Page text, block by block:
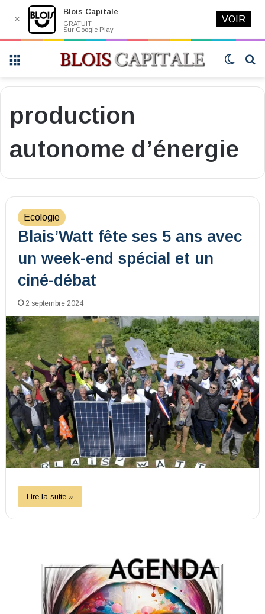
Switch
production
autonome d’énergie
Ecologie
Blais’Watt fête ses 5 ans avec
un week-end spécial et un
ciné-débat
2 septembre 2024
Lire la suite »
✕
Blois Capitale
GRATUIT
Sur Google Play
VOIR